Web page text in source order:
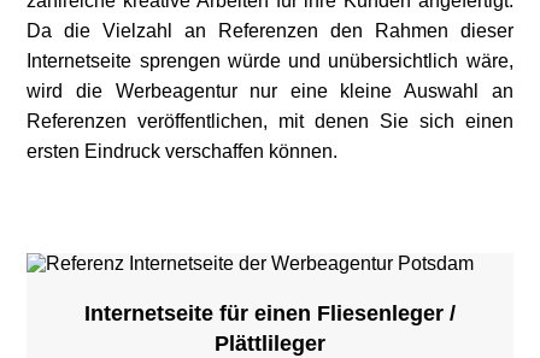
Da die Vielzahl an Referenzen den Rahmen dieser
Internetseite sprengen würde und unübersichtlich wäre,
wird die Werbeagentur nur eine kleine Auswahl an
Referenzen veröffentlichen, mit denen Sie sich einen
ersten Eindruck verschaffen können.
Internetseite für einen Fliesenleger /
Plättlileger